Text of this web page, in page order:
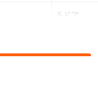
5ドア
全